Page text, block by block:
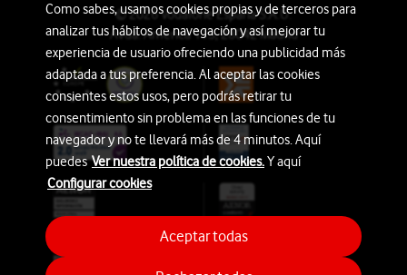
© 2026 Vodafone España S.A.U.
Avda. América 115, 28042 Madrid
Como sabes, usamos cookies propias y de terceros para
analizar tus hábitos de navegación y así mejorar tu
experiencia de usuario ofreciendo una publicidad más
adaptada a tus preferencia. Al aceptar las cookies
consientes estos usos, pero podrás retirar tu
consentimiento sin problema en las funciones de tu
navegador y no te llevará más de 4 minutos. Aquí
puedesVer nuestra política de cookies.Y aquí
Configurar cookies
Aceptar todas